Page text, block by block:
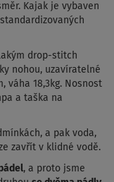
Kajak je vybaven
drop-stitch
nohou, uzavíratelné
váha 18,3kg. Nosnost
a taška na
a pak voda,
zavřít v klidné vodě.
, a proto jsme